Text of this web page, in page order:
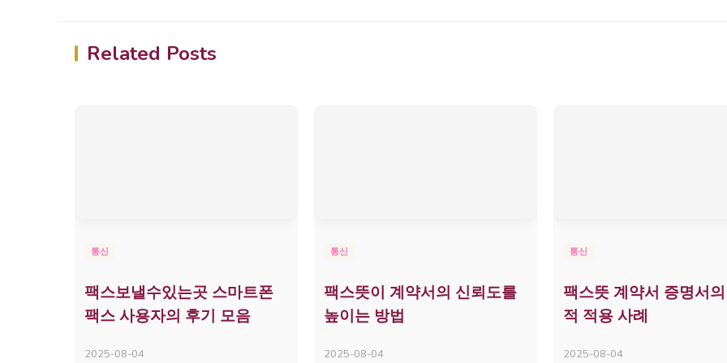
Related Posts
통신
팩스보낼수있는곳 스마트폰
팩스 사용자의 후기 모음
2025-08-04
통신
팩스뜻이 계약서의 신뢰도를
높이는 방법
2025-08-04
통신
팩스뜻 계약서 증명서
적 적용 사례
2025-08-04